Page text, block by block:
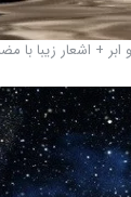
+ اشعار زیبا با